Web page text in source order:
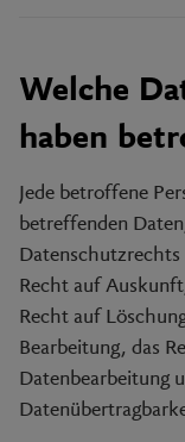
Welche
haben
Jede betroffene
betreffenden
Datenschutzrechts
Recht auf
Recht auf
Bearbeitung, das
Datenbearbeitung